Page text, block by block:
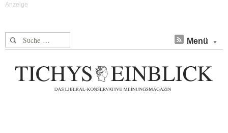
Suche nach: Menü